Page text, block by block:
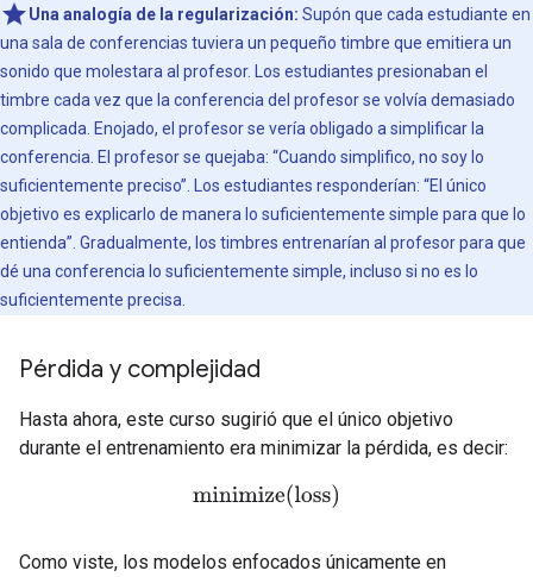
Una analogía de la regularización: Supón que cada estudiante en
una sala de conferencias tuviera un pequeño timbre que emitiera un
sonido que molestara al profesor. Los estudiantes presionaban el
timbre cada vez que la conferencia del profesor se volvía demasiado
complicada. Enojado, el profesor se vería obligado a simplificar la
conferencia. El profesor se quejaba: “Cuando simplifico, no soy lo
suficientemente preciso”. Los estudiantes responderían: “El único
objetivo es explicarlo de manera lo suficientemente simple para que lo
entienda”. Gradualmente, los timbres entrenarían al profesor para que
dé una conferencia lo suficientemente simple, incluso si no es lo
suficientemente precisa.
Pérdida y complejidad
Hasta ahora, este curso sugirió que el único objetivo
durante el entrenamiento era minimizar la pérdida, es decir:
minimize(loss)
Como viste, los modelos enfocados únicamente en